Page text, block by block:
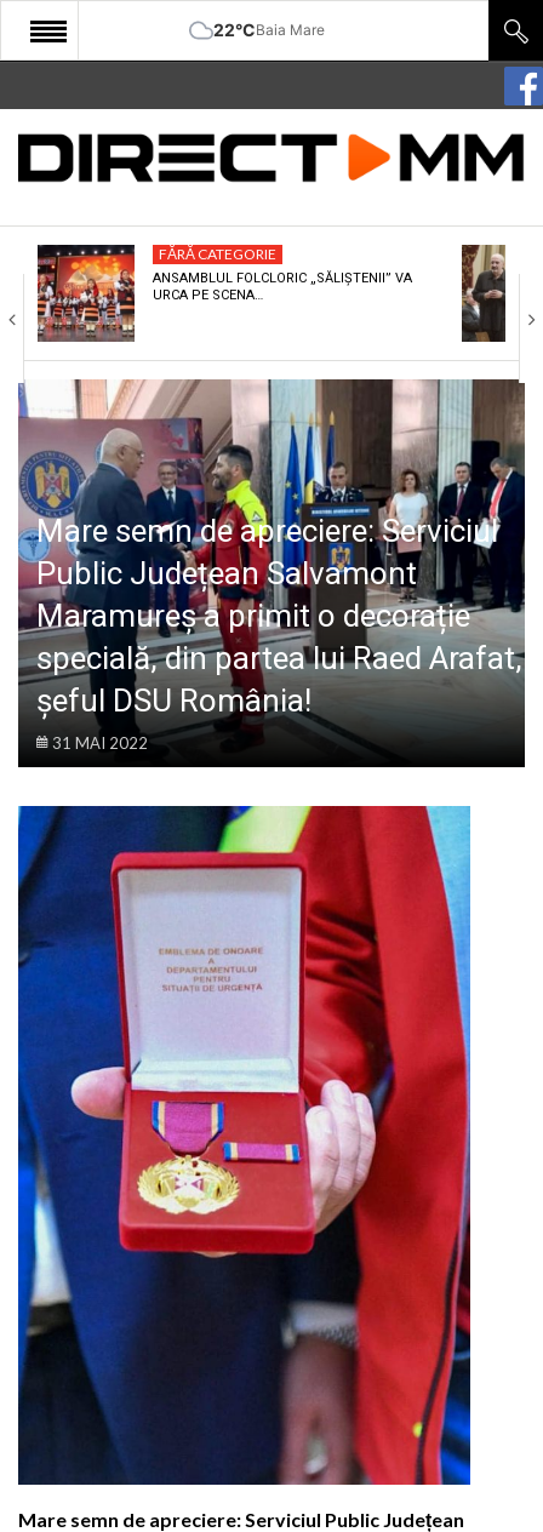
22°CBaia Mare
START
COMUNITATE
CULTURA
ECONOMIE
SANATATE
SPORT
SPECIAL
POLITIC
LIFE
FĂRĂ CATEGORIE
ANSAMBLUL FOLCLORIC „SĂLIȘTENII” VA
URCA PE SCENA…
Mare semn de apreciere: Serviciul
Public Județean Salvamont
Maramureș a primit o decorație
specială, din partea lui Raed Arafat,
șeful DSU România!
31 MAI 2022
Mare semn de apreciere: Serviciul Public Județean